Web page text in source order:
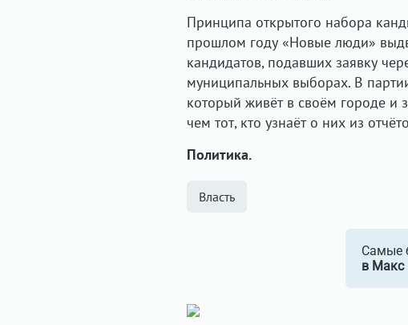
Принципа открытого набора
прошлом году «Новые люди»
кандидатов, подавших заявку
муниципальных выборах. В
который живёт в своём городе и
чем тот, кто узнаёт о них из
Политика.
Власть
Самые
в Макс